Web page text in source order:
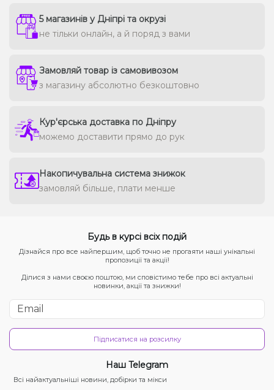
5 магазинів у Дніпрі та окрузі
не тільки онлайн, а й поряд з вами
Замовляй товар із самовивозом
з магазину абсолютно безкоштовно
Кур'єрська доставка по Дніпру
можемо доставити прямо до рук
Накопичувальна система знижок
замовляй більше, плати менше
Будь в курсі всіх подій
Дізнайся про все найпершим, щоб точно не прогаяти наші унікальні
пропозиції та акції!
Ділися з нами своєю поштою, ми сповістимо тебе про всі актуальні
новинки, акції та знижки!
Підписатися на розсилку
Наш Telegram
Всі найактуальніші новини, добірки та мікси